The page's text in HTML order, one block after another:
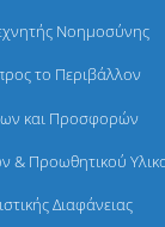
Νοημοσύνης
το Περιβάλλον
και Προσφορών
& Προωθητικού
Διαφάνειας